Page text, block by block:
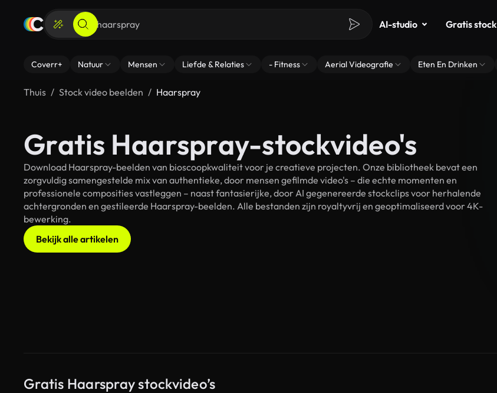
AI-studio Gratis stock
Coverr+ Natuur Mensen Liefde & Relaties - Fitness Aerial Videografie Eten En Drinken
Thuis Stock video beelden Haarspray
Gratis Haarspray-stockvideo's
Download Haarspray-beelden van bioscoopkwaliteit voor je creatieve projecten. Onze bibliotheek bevat een
zorgvuldig samengestelde mix van authentieke, door mensen gefilmde video's – die echte momenten en
professionele composities vastleggen – naast fantasierijke, door AI gegenereerde stockclips voor herhalende
achtergronden en gestileerde Haarspray-beelden. Alle bestanden zijn royaltyvrij en geoptimaliseerd voor 4K-
bewerking.
Bekijk alle artikelen
Gratis Haarspray stockvideo’s